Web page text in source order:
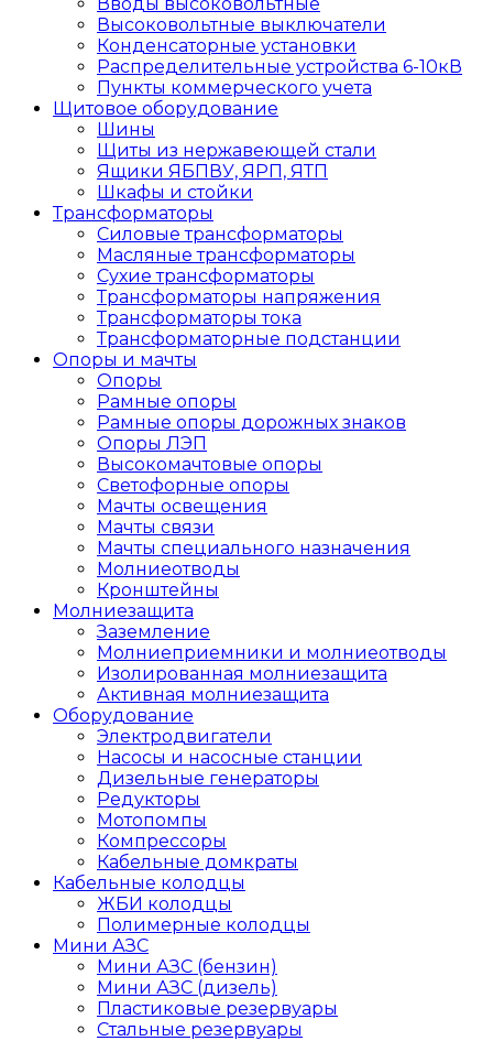
Высоковольтные выключатели
Конденсаторные установки
Распределительные устройства 6-10кВ
Пункты коммерческого учета
Щитовое оборудование
Шины
Щиты из нержавеющей стали
Ящики ЯБПВУ, ЯРП, ЯТП
Шкафы и стойки
Трансформаторы
Силовые трансформаторы
Масляные трансформаторы
Сухие трансформаторы
Трансформаторы напряжения
Трансформаторы тока
Трансформаторные подстанции
Опоры и мачты
Опоры
Рамные опоры
Рамные опоры дорожных знаков
Опоры ЛЭП
Высокомачтовые опоры
Светофорные опоры
Мачты освещения
Мачты связи
Мачты специального назначения
Молниеотводы
Кронштейны
Молниезащита
Заземление
Молниеприемники и молниеотводы
Изолированная молниезащита
Активная молниезащита
Оборудование
Электродвигатели
Насосы и насосные станции
Дизельные генераторы
Редукторы
Мотопомпы
Компрессоры
Кабельные домкраты
Кабельные колодцы
ЖБИ колодцы
Полимерные колодцы
Мини АЗС
Мини АЗС (бензин)
Мини АЗС (дизель)
Пластиковые резервуары
Стальные резервуары